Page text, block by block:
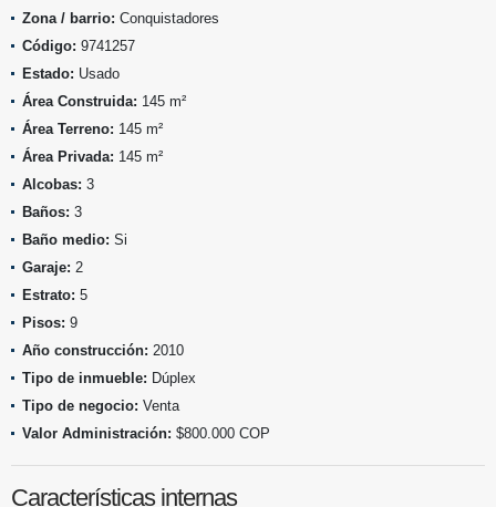
Zona / barrio: Conquistadores
Código: 9741257
Estado: Usado
Área Construida: 145 m²
Área Terreno: 145 m²
Área Privada: 145 m²
Alcobas: 3
Baños: 3
Baño medio: Si
Garaje: 2
Estrato: 5
Pisos: 9
Año construcción: 2010
Tipo de inmueble: Dúplex
Tipo de negocio: Venta
Valor Administración: $800.000 COP
Características internas